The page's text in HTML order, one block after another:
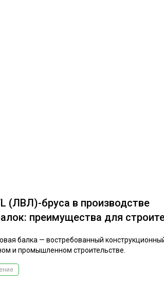
(ЛВЛ)-бруса в производстве
преимущества для
балка — востребованный
и промышленном строительстве.